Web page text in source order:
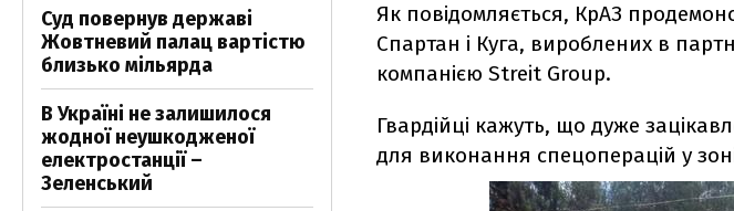
Як повідомляється, КрАЗ
Спартан і Куга, вироблених в
компанією Streit Group.
Гвардійці кажуть, що дуже
для виконання спецоперацій у
Суд повернув державі
Жовтневий палац вартістю
близько мільярда
В Україні не залишилося
жодної неушкодженої
електростанції –
Зеленський